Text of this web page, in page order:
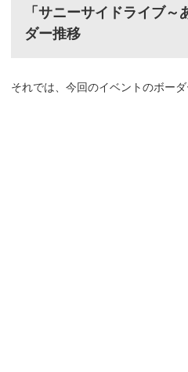
「サニーサイドライブ
ダー推移
それでは、今回のイベントのボーダ